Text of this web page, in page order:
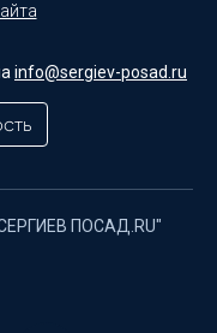
info@sergiev-posad.ru
ПОСАД.RU"